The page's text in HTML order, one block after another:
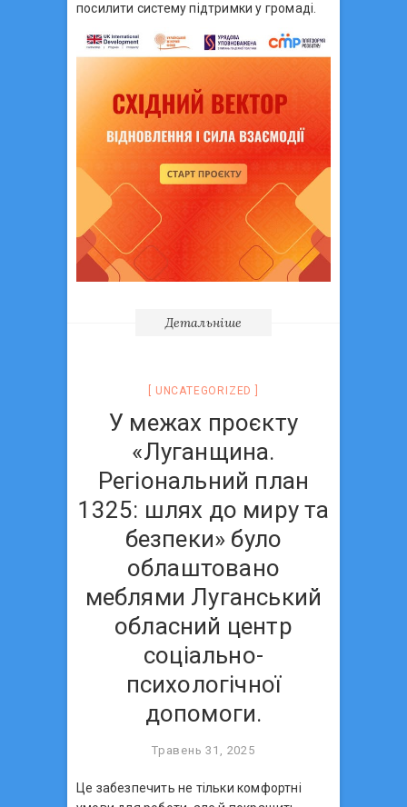
посилити систему підтримки у громаді.
Детальніше
UNCATEGORIZED
У межах проєкту
«Луганщина.
Регіональний план
1325: шлях до миру та
безпеки» було
облаштовано
меблями Луганський
обласний центр
соціально-
психологічної
допомоги.
Травень 31, 2025
Це забезпечить не тільки комфортні